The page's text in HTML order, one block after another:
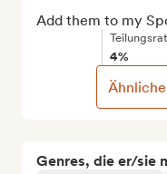
Genres, die er/sie
Add them to my
4%